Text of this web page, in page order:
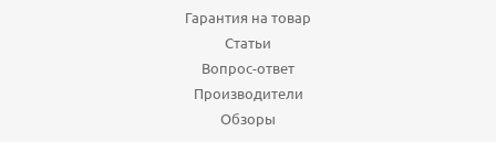
Гарантия на товар
Статьи
Вопрос-ответ
Производители
Обзоры